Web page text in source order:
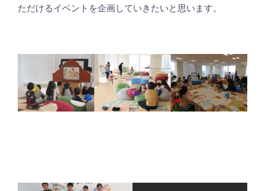
ただけるイベントを企画していきたいと思います。